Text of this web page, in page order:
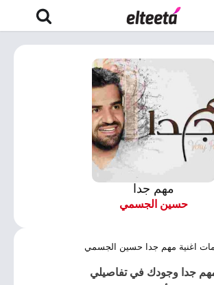
مهم جدا
حسين الجسمي
اغنية مهم جدا حسين الجسمي
جدا وجودك في تفاصيلي